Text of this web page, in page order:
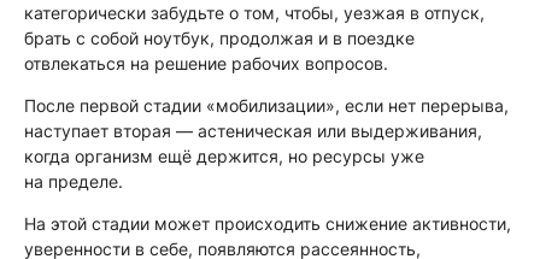
категорически забудьте о том, чтобы, уезжая в отпуск,
брать с собой ноутбук, продолжая и в поездке
отвлекаться на решение рабочих вопросов.
После первой стадии «мобилизации», если нет перерыва,
наступает вторая — астеническая или выдерживания,
когда организм ещё держится, но ресурсы уже
на пределе.
На этой стадии может происходить снижение активности,
уверенности в себе, появляются рассеянность,